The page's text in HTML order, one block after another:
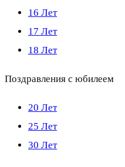
16 Лет
17 Лет
18 Лет
Поздравления с юбилеем
20 Лет
25 Лет
30 Лет